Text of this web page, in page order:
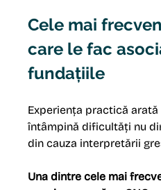
Cele mai
care le fac
fundațiile
Experiența practică
întâmpină dificultăți nu
din cauza interpretării
Una dintre cele mai